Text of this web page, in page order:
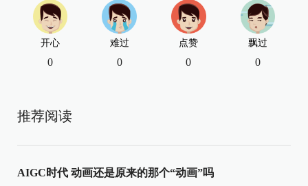
开心
0
难过
0
点赞
0
飘过
0
推荐阅读
AIGC时代 动画还是原来的那个“动画”吗